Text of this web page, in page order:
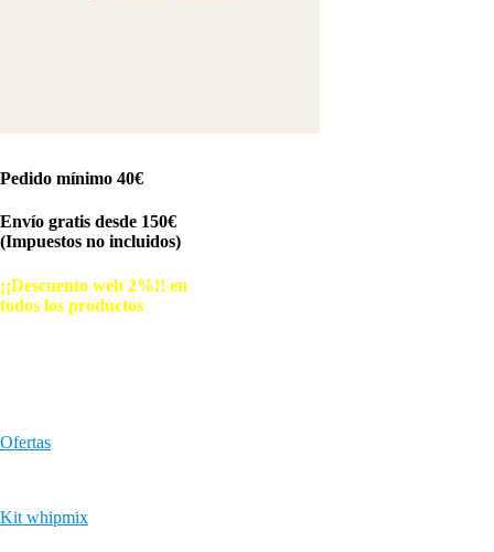
Pedido mínimo 40€
Envío gratis desde 150€
(Impuestos no incluidos)
¡¡Descuento web 2%!! en
todos los productos
Ofertas
Kit whipmix